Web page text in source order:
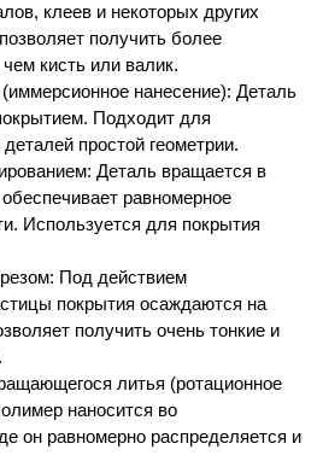
клеев и некоторых других
получить более
кисть или валик.
нанесение): Деталь
Подходит для
простой геометрии.
Деталь вращается в
равномерное
Используется для покрытия
Под действием
покрытия осаждаются на
получить очень тонкие и
литья (ротационное
наносится во
он равномерно распределяется и